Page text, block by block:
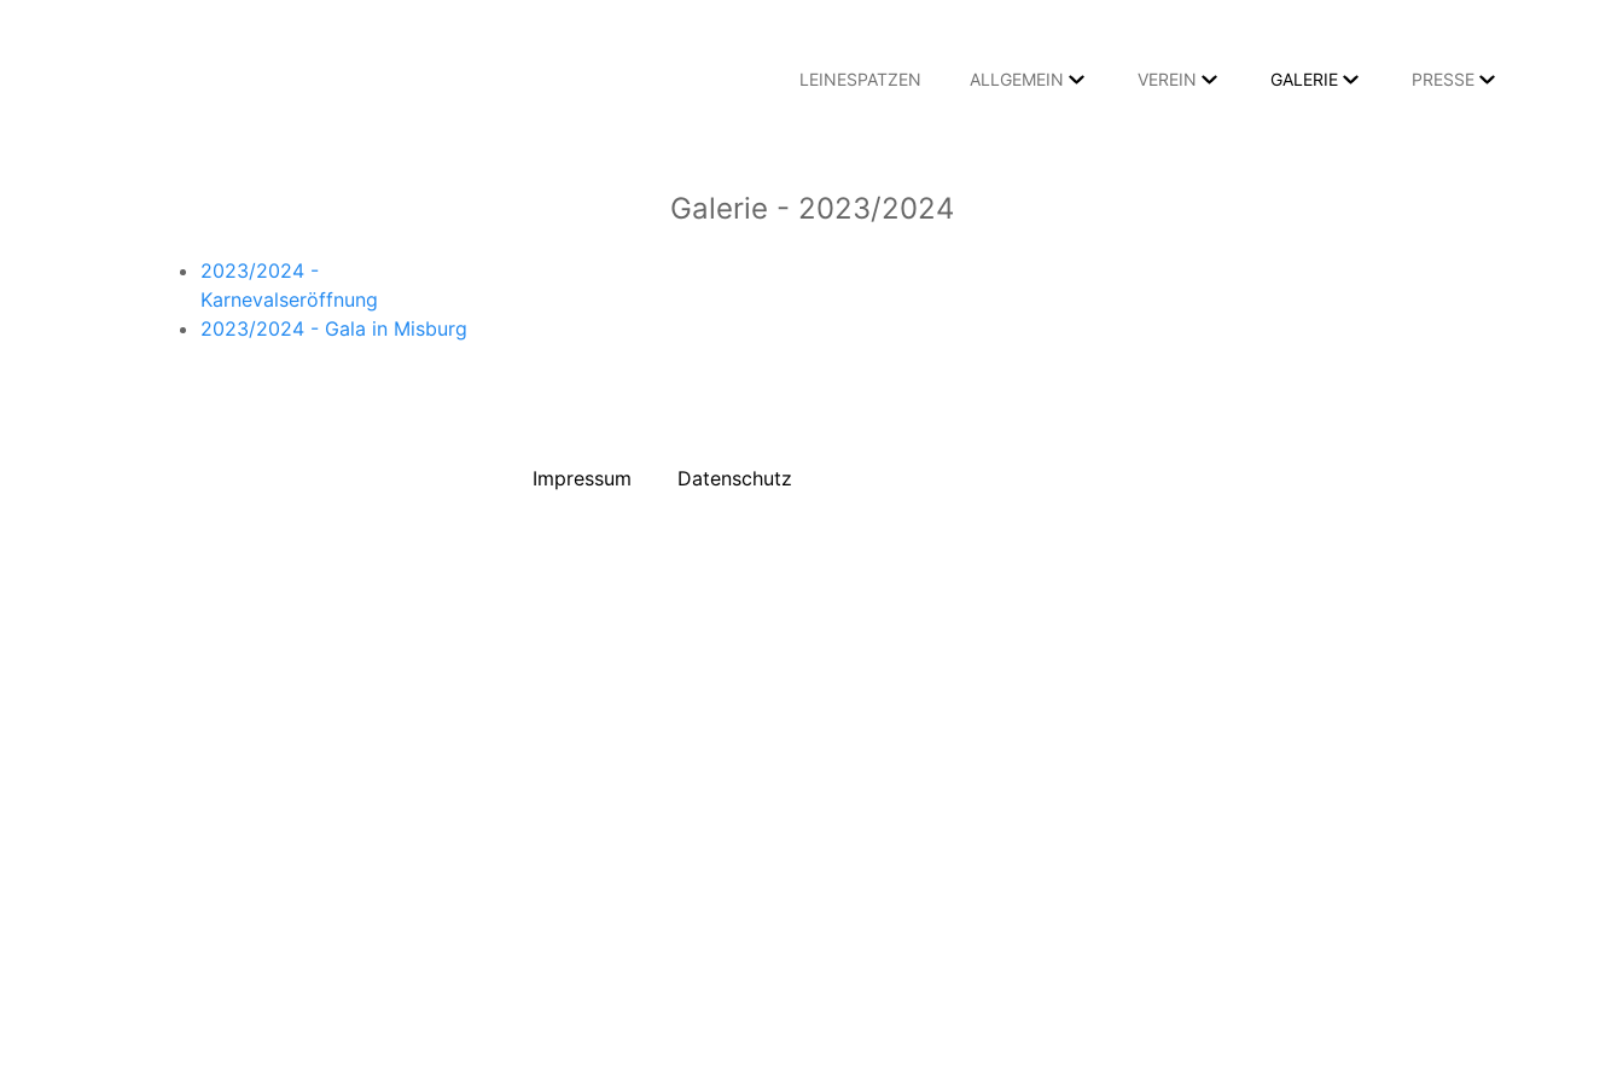
LEINESPATZEN ALLGEMEIN VEREIN GALERIE PRESSE
Galerie - 2023/2024
2023/2024 -
Karnevalseröffnung
2023/2024 - Gala in Misburg
Impressum Datenschutz